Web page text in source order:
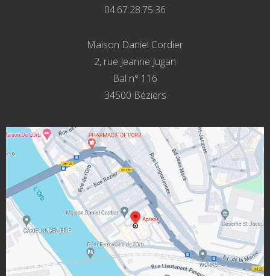
04.67.28.75.36
Maison Daniel Cordier
2, rue Jeanne Jugan
Bal n° 116
34500 Béziers